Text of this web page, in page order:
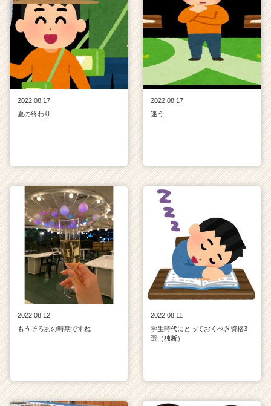
2022.08.17
夏の終わり
2022.08.17
迷う
2022.08.12
もうそろあの時期ですね
2022.08.11
学生時代にとっておくべき資格3
選（独断）